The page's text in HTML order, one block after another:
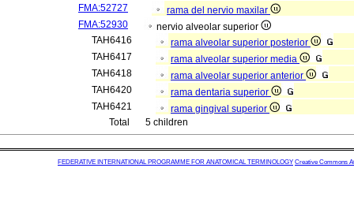
FMA:52727
rama del nervio maxilar
FMA:52930
nervio alveolar superior
TAH6416
rama alveolar superior posterior
TAH6417
rama alveolar superior media
TAH6418
rama alveolar superior anterior
TAH6420
rama dentaria superior
TAH6421
rama gingival superior
Total
5 children
FEDERATIVE INTERNATIONAL PROGRAMME FOR ANATOMICAL TERMINOLOGY Creative Commons